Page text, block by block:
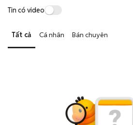
Tin có video
Tất cả Cá nhân Bán chuyên